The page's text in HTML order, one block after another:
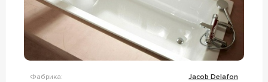
Фабрика:
Jacob Delafon